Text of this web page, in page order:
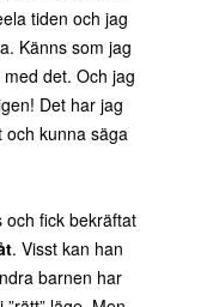
tiden och jag
Känns som jag
det. Och jag
Det har jag
och kunna säga
och fick bekräftat
. Visst kan han
barnen har